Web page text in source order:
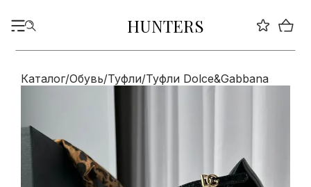
HUNTERS
Каталог/Обувь/Туфли/Туфли Dolce&Gabbana